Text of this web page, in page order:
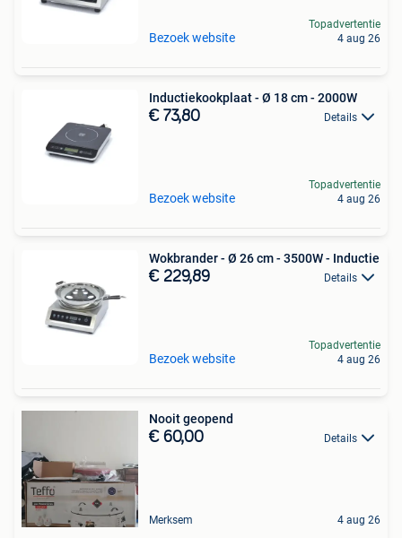
Bezoek website
Topadvertentie
4 aug 26
Inductiekookplaat - Ø 18 cm - 2000W
€ 73,80 Details
Bezoek website
Topadvertentie
4 aug 26
Wokbrander - Ø 26 cm - 3500W - Inductie
€ 229,89 Details
Bezoek website
Topadvertentie
4 aug 26
Nooit geopend
€ 60,00 Details
Merksem 4 aug 26